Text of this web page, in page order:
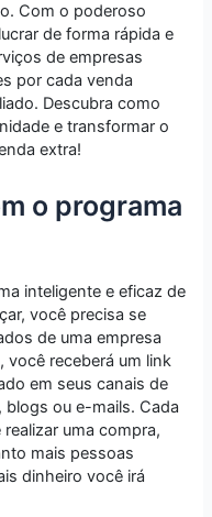
Com o poderoso
de forma rápida e
de empresas
por cada venda
Descubra como
e transformar o
extra!
o programa
inteligente e eficaz de
você precisa se
de uma empresa
você receberá um link
em seus canais de
ou e-mails. Cada
uma compra,
mais pessoas
dinheiro você irá